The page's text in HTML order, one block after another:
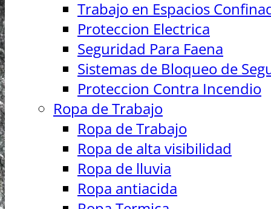
Trabajo en Espacios
Proteccion Electrica
Seguridad Para Faena
Sistemas de Bloqueo de
Proteccion Contra Incendio
Ropa de Trabajo
Ropa de Trabajo
Ropa de alta visibilidad
Ropa de lluvia
Ropa antiacida